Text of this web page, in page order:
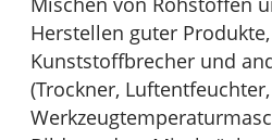
Herstellen guter
Kunststoffbrecher und
(Trockner,